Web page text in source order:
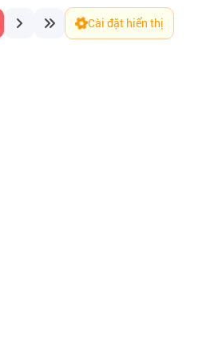
Cài đặt hiển thị